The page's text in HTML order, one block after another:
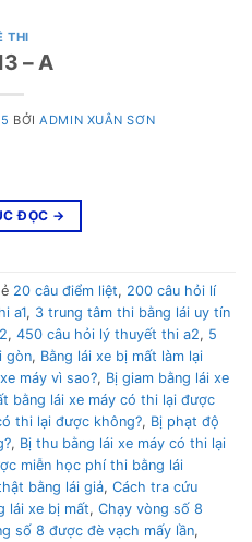
THI
– A
BỞIADMIN XUÂN SƠN
ĐỌC →
20 câu điểm liệt, 200 câu hỏi lí
a1, 3 trung tâm thi bằng lái uy tín
, 450 câu hỏi lý thuyết thi a2, 5
gòn, Bằng lái xe bị mất làm lại
máy vì sao?, Bị giam bằng lái xe
bằng lái xe máy có thi lại được
thi lại được không?, Bị phạt độ
, Bị thu bằng lái xe máy có thi lại
miễn học phí thi bằng lái
bằng lái giả, Cách tra cứu
lái xe bị mất, Chạy vòng số 8
số 8 được đè vạch mấy lần,